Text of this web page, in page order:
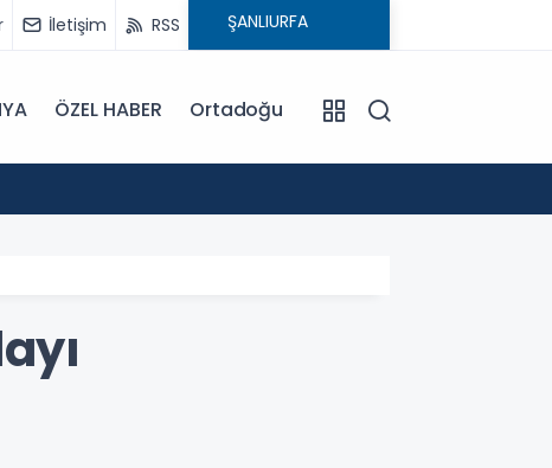
İletişim RSS
ÖZEL HABER Ortadoğu